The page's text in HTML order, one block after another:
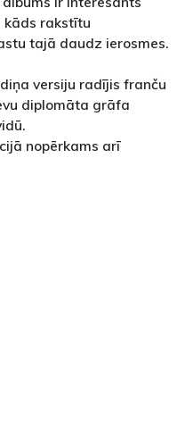
kāds rakstītu
tajā daudz ierosmes.
versiju radījis franču
diplomāta grāfa
nopērkams arī